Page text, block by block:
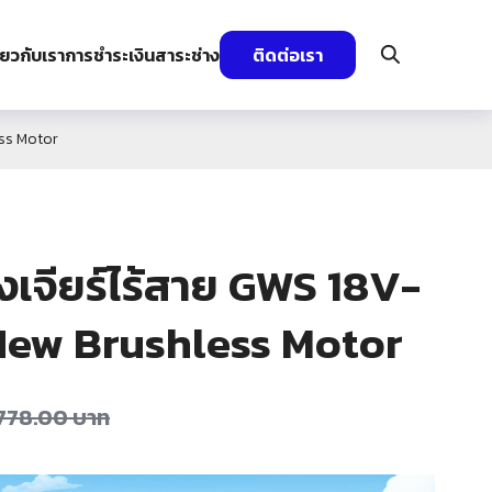
วกับเราการชำระเงินสาระช่าง ติดต่อเรา
Motor
จียร์ไร้สาย GWS 18V-
Brushless Motor
บาท